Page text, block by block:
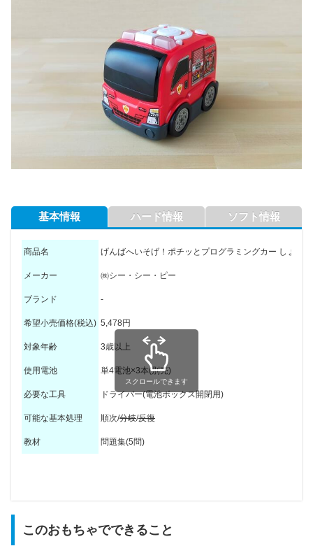
基本情報
商品名 げんばへいそげ！ポチッとプログラミングカー しょう
メーカー ㈱シー・シー・ピー
ブランド -
希望小売価格(税込) 5,478円
対象年齢 3歳以上
使用電池 単4電池×3本(別売)
必要な工具 ドライバー(電池ボックス開閉用)
可能な基本処理 順次/分岐/反復
教材 問題集(5問)
スクロールできます
ハード情報
マイコン
入力装置 なし
ソフト情報
デバイス
プログラミング方法 アンプラグドプログラミング(本体のボタン操作)
このおもちゃでできること